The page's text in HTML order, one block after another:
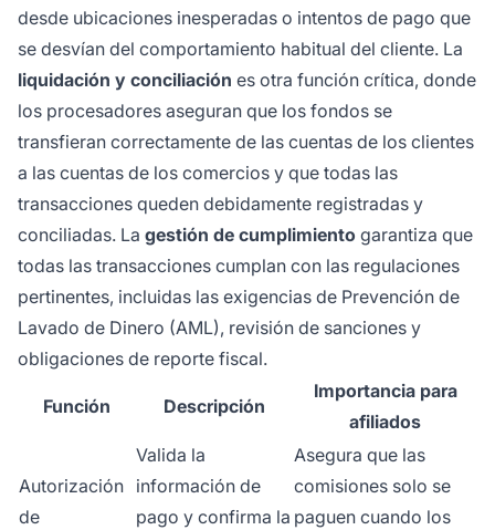
desde ubicaciones inesperadas o intentos de pago que
se desvían del comportamiento habitual del cliente. La
liquidación y conciliación es otra función crítica, donde
los procesadores aseguran que los fondos se
transfieran correctamente de las cuentas de los clientes
a las cuentas de los comercios y que todas las
transacciones queden debidamente registradas y
conciliadas. La gestión de cumplimiento garantiza que
todas las transacciones cumplan con las regulaciones
pertinentes, incluidas las exigencias de Prevención de
Lavado de Dinero (AML), revisión de sanciones y
obligaciones de reporte fiscal.
Función Descripción
Importancia para
afiliados
Autorización
de
Valida la
información de
pago y confirma la
Asegura que las
comisiones solo se
paguen cuando los